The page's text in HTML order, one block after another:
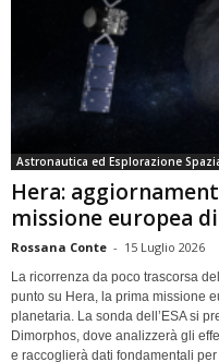
Astronautica ed Esplorazione
Hera:
missione europea
Rossana Conte - 15 Luglio 2026
La ricorrenza da poco trascorsa
punto su Hera, la prima missione
planetaria. La sonda dell’ESA si
Dimorphos, dove analizzerà gli
e raccoglierà dati fondamentali